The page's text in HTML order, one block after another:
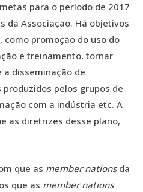
para o período de 2017
da Associação. Há objetivos
promoção do uso do
e treinamento, tornar
disseminação de
pelos grupos de
com a indústria etc. A
as diretrizes desse plano,
que as member nationsda
que as member nations